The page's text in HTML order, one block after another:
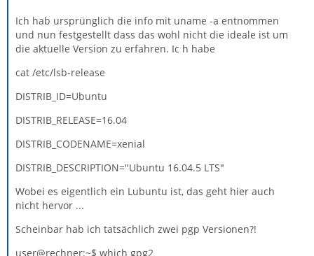
Ich hab ursprünglich die info mit uname -a entnommen
und nun festgestellt dass das wohl nicht die ideale ist um
die aktuelle Version zu erfahren. Ic h habe
cat /etc/lsb-release
DISTRIB_ID=Ubuntu
DISTRIB_RELEASE=16.04
DISTRIB_CODENAME=xenial
DISTRIB_DESCRIPTION="Ubuntu 16.04.5 LTS"
Wobei es eigentlich ein Lubuntu ist, das geht hier auch
nicht hervor ...
Scheinbar hab ich tatsächlich zwei pgp Versionen?!
user@rechner:~$ which gpg2